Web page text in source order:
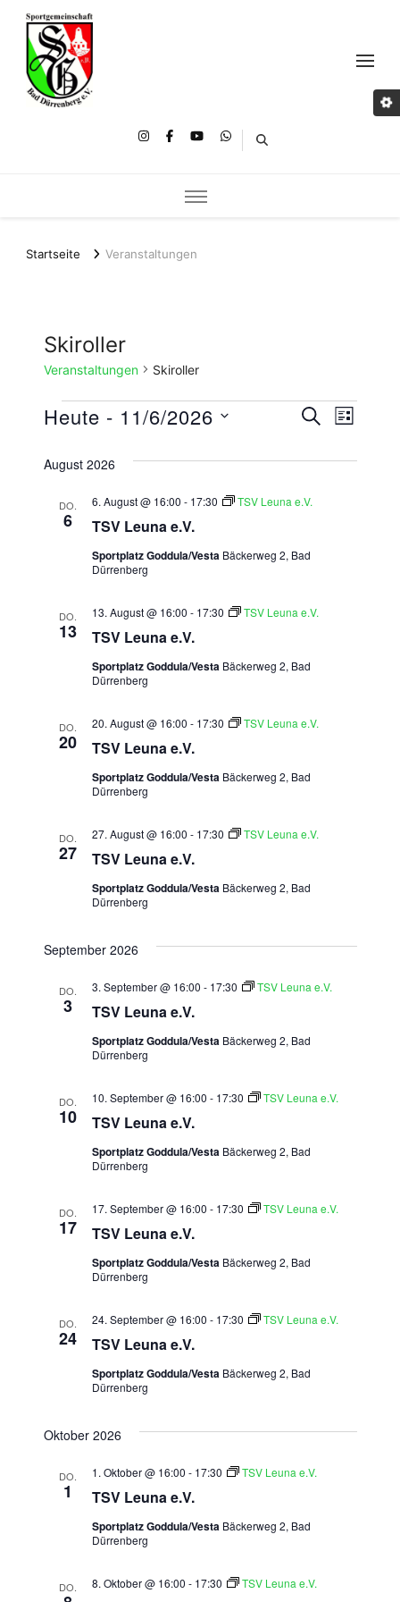
Startseite Veranstaltungen
Skiroller
Veranstaltungen Skiroller
Veranstaltungen
Suche
und
SUCHELISTE
Heute - 11/6/2026
wählen.
August 2026
DO.
6 TSV Leuna e.V.
6. August @ 16:00 - 17:30 TSV Leuna e.V.
Sportplatz Goddula/Vesta Bäckerweg 2, Bad
Dürrenberg
DO.
13 TSV Leuna e.V.
13. August @ 16:00 - 17:30 TSV Leuna e.V.
Sportplatz Goddula/Vesta Bäckerweg 2, Bad
Dürrenberg
DO.
20 TSV Leuna e.V.
20. August @ 16:00 - 17:30 TSV Leuna e.V.
Sportplatz Goddula/Vesta Bäckerweg 2, Bad
Dürrenberg
DO.
27 TSV Leuna e.V.
27. August @ 16:00 - 17:30 TSV Leuna e.V.
Sportplatz Goddula/Vesta Bäckerweg 2, Bad
Dürrenberg
September 2026
DO.
3 TSV Leuna e.V.
3. September @ 16:00 - 17:30 TSV Leuna e.V.
Sportplatz Goddula/Vesta Bäckerweg 2, Bad
Dürrenberg
DO.
10 TSV Leuna e.V.
10. September @ 16:00 - 17:30 TSV Leuna e.V.
Sportplatz Goddula/Vesta Bäckerweg 2, Bad
Dürrenberg
DO.
17 TSV Leuna e.V.
17. September @ 16:00 - 17:30 TSV Leuna e.V.
Sportplatz Goddula/Vesta Bäckerweg 2, Bad
Dürrenberg
DO.
24 TSV Leuna e.V.
24. September @ 16:00 - 17:30 TSV Leuna e.V.
Sportplatz Goddula/Vesta Bäckerweg 2, Bad
Dürrenberg
Oktober 2026
DO.
1 TSV Leuna e.V.
1. Oktober @ 16:00 - 17:30 TSV Leuna e.V.
Sportplatz Goddula/Vesta Bäckerweg 2, Bad
Dürrenberg
DO. 8. Oktober @ 16:00 - 17:30 TSV Leuna e.V.